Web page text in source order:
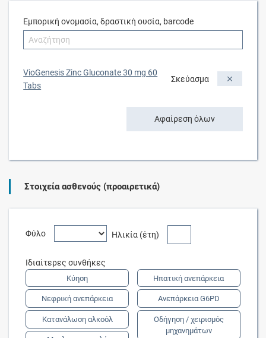
Εμπορική ονομασία, δραστική ουσία, barcode
VioGenesis Zinc Gluconate 30 mg 60
Tabs
Σκεύασμα
Αφαίρεση όλων
Στοιχεία ασθενούς (προαιρετικά)
Φύλο Ηλικία (έτη)
Ιδιαίτερες συνθήκες
Κύηση
Νεφρική ανεπάρκεια
Κατανάλωση αλκοόλ
Ηπατική ανεπάρκεια
Ανεπάρκεια G6PD
Οδήγηση / χειρισμός
μηχανημάτων